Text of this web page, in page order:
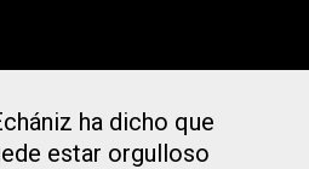
ha dicho que
estar orgulloso